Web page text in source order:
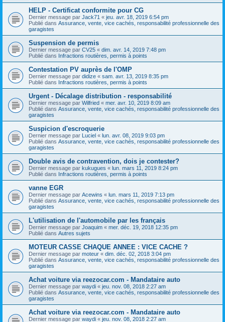
HELP - Certificat conformite pour CG
Dernier message par Jack71 « jeu. avr. 18, 2019 6:54 pm
Publié dans Assurance, vente, vice cachés, responsabilité professionnelle des
garagistes
Suspension de permis
Dernier message par CV25 « dim. avr. 14, 2019 7:48 pm
Publié dans Infractions routières, permis à points
Contestation PV auprès de l'OMP
Dernier message par didize « sam. avr. 13, 2019 8:35 pm
Publié dans Infractions routières, permis à points
Urgent - Décalage distribution - responsabilité
Dernier message par Wilfried « mer. avr. 10, 2019 8:09 am
Publié dans Assurance, vente, vice cachés, responsabilité professionnelle des
garagistes
Suspicion d'escroquerie
Dernier message par Luciel « lun. avr. 08, 2019 9:03 pm
Publié dans Assurance, vente, vice cachés, responsabilité professionnelle des
garagistes
Double avis de contravention, dois je contester?
Dernier message par kukugues « lun. mars 11, 2019 8:24 pm
Publié dans Infractions routières, permis à points
vanne EGR
Dernier message par Acewins « lun. mars 11, 2019 7:13 pm
Publié dans Assurance, vente, vice cachés, responsabilité professionnelle des
garagistes
L'utilisation de l'automobile par les français
Dernier message par Joaquim « mer. déc. 19, 2018 12:35 pm
Publié dans Autres sujets
MOTEUR CASSE CHAQUE ANNEE : VICE CACHE ?
Dernier message par moteur « dim. déc. 02, 2018 3:04 pm
Publié dans Assurance, vente, vice cachés, responsabilité professionnelle des
garagistes
Achat voiture via reezocar.com - Mandataire auto
Dernier message par waydi « jeu. nov. 08, 2018 2:27 am
Publié dans Assurance, vente, vice cachés, responsabilité professionnelle des
garagistes
Achat voiture via reezocar.com - Mandataire auto
Dernier message par waydi « jeu. nov. 08, 2018 2:27 am